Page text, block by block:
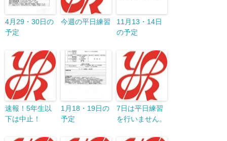
4月29・30日の
予定
今週の平日練習
11月13・14日
の予定
速報！5年生以
下は中止！
1月18・19日の
予定
7日は平日練習
を行いません。